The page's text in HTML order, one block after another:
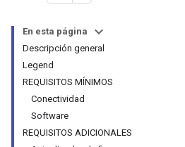
En esta página
Descripción general
Legend
REQUISITOS MÍNIMOS
Conectividad
Software
REQUISITOS ADICIONALES